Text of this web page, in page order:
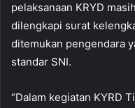
pelaksanaan KRYD
dilengkapi surat
ditemukan pengendara
standar SNI.
“Dalam kegiatan KYRD